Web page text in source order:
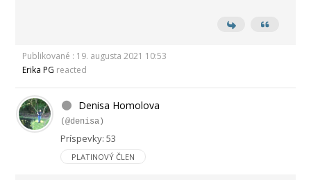
Publikované : 19. augusta 2021 10:53
Erika PG reacted
Denisa Homolova
(@denisa)
Príspevky: 53
PLATINOVÝ ČLEN